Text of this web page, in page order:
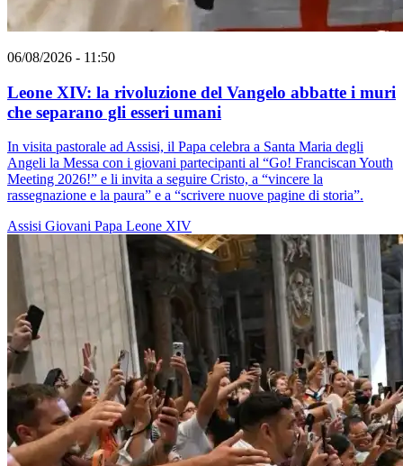
06/08/2026 - 11:50
Leone XIV: la rivoluzione del Vangelo abbatte i muri
che separano gli esseri umani
In visita pastorale ad Assisi, il Papa celebra a Santa Maria degli
Angeli la Messa con i giovani partecipanti al “Go! Franciscan Youth
Meeting 2026!” e li invita a seguire Cristo, a “vincere la
rassegnazione e la paura” e a “scrivere nuove pagine di storia”.
Assisi Giovani Papa Leone XIV